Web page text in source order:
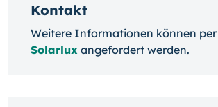
Kontakt
Weitere Informationen können per
Solarlux angefordert werden.